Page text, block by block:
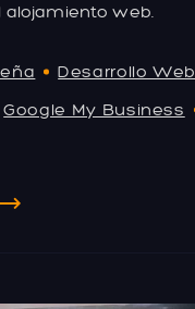
alojamiento web.
Desarrollo Web
Google My Business